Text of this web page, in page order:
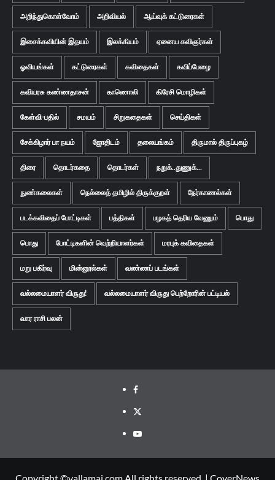
அறிந்துகொள்வோம் அறிவியல் ஆய்வுக் கட்டுரைகள்
இசைக்கவியின் இதயம் இலக்கியம் ஏனைய கவிஞர்கள்
ஓவியங்கள் கட்டுரைகள் கவிதைகள் கவிப்பேழை
கவியரசு கண்ணதாசன் காணொலி கிரேசி மொழிகள்
கேள்வி-பதில் சமயம் சிறுகதைகள் செய்திகள்
சேக்கிழார் பா நயம் ஜோதிடம் தலையங்கம் திருமால் திருப்புகழ்
திரை தொடர்கதை தொடர்கள் நறுக்..துணுக்...
நுண்கலைகள் நெல்லைத் தமிழில் திருக்குறள் நேர்காணல்கள்
படக்கவிதைப் போட்டிகள் பத்திகள் பழகத் தெரிய வேணும் பொது
பொது போட்டிகளின் வெற்றியாளர்கள் மரபுக் கவிதைகள்
மறு பகிர்வு மின்னூல்கள் வண்ணப் படங்கள்
வல்லமையாளர் விருது! வல்லமையாளர் விருது பெற்றோரின் பட்டியல்
வார ராசி பலன்
Facebook
Twitter
Youtube